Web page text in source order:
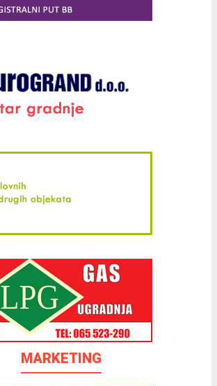
MARKETING